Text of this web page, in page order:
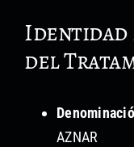
Identidad
del
AZNAR